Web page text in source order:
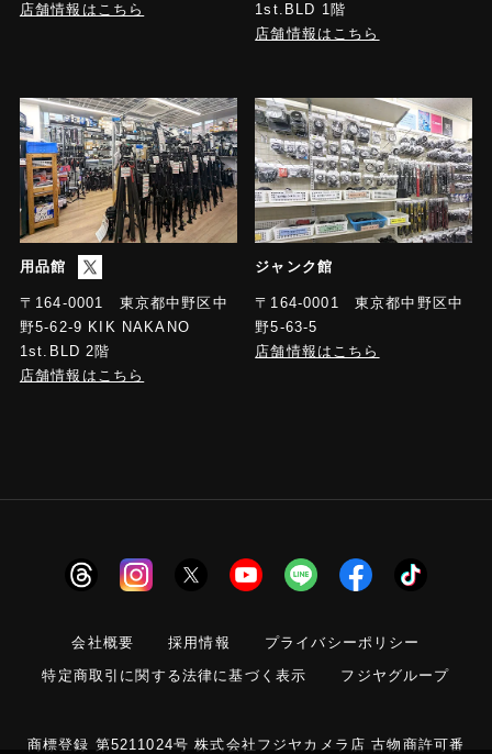
店舗情報はこちら
1st.BLD 1階
店舗情報はこちら
用品館
〒164-0001 東京都中野区中
野5-62-9 KIK NAKANO
1st.BLD 2階
店舗情報はこちら
ジャンク館
〒164-0001 東京都中野区中
野5-63-5
店舗情報はこちら
会社概要 採用情報
プライバシーポリシー
特定商取引に関する法律に基づく表示
フジヤグループ
商標登録 第5211024号 株式会社フジヤカメラ店 古物商許可番